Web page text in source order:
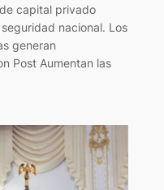
capital privado
nacional. Los
generan
Post Aumentan las